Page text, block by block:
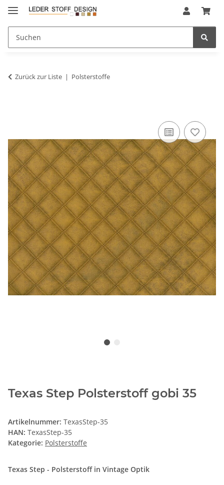
Zurück zur Liste Polsterstoffe
Texas Step Polsterstoff gobi 35
Artikelnummer: TexasStep-35
HAN: TexasStep-35
Kategorie: Polsterstoffe
Texas Step - Polsterstoff in Vintage Optik